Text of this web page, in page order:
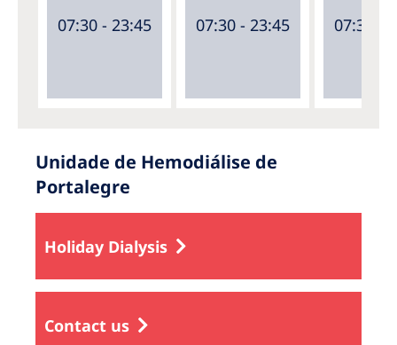
07:30 - 23:45 07:30 - 23:45 07:30 -
Unidade de Hemodiálise de
Portalegre
Holiday Dialysis
Contact us